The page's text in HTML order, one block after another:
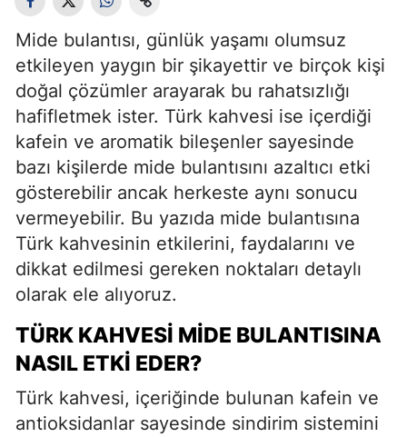
Mide bulantısı, günlük yaşamı olumsuz
etkileyen yaygın bir şikayettir ve birçok kişi
doğal çözümler arayarak bu rahatsızlığı
hafifletmek ister. Türk kahvesi ise içerdiği
kafein ve aromatik bileşenler sayesinde
bazı kişilerde mide bulantısını azaltıcı etki
gösterebilir ancak herkeste aynı sonucu
vermeyebilir. Bu yazıda mide bulantısına
Türk kahvesinin etkilerini, faydalarını ve
dikkat edilmesi gereken noktaları detaylı
olarak ele alıyoruz.
TÜRK KAHVESI MIDE BULANTISINA
NASIL ETKI EDER?
Türk kahvesi, içeriğinde bulunan kafein ve
antioksidanlar sayesinde sindirim sistemini